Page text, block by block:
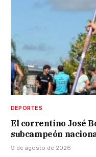
DEPORTES
El correntino José
subcampeón
9 de agosto de 2026